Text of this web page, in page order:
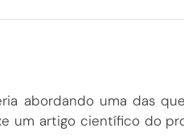
abordando uma das
um artigo científico do